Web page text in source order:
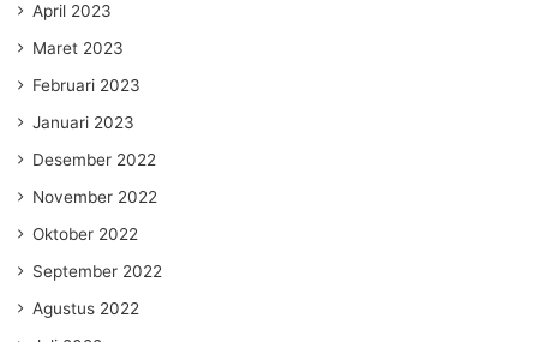
April 2023
Maret 2023
Februari 2023
Januari 2023
Desember 2022
November 2022
Oktober 2022
September 2022
Agustus 2022